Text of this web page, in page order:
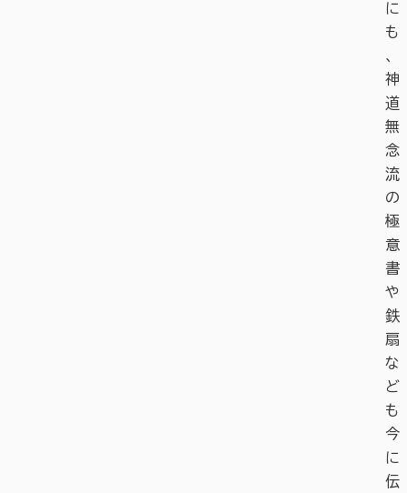
に
も
、
神
道
無
念
流
の
極
意
書
や
鉄
扇
な
ど
も
今
に
伝